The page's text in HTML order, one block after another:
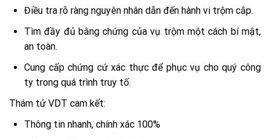
Điều tra rõ ràng nguyên nhân dẫn đến hành vi trộm cắp.
Tìm đầy đủ bằng chứng của vụ trộm một cách bí mật,
an toàn.
Cung cấp chứng cứ xác thực để phục vụ cho quý công
ty trong quá trình truy tố.
Thám tử VDT cam kết:
Thông tin nhanh, chính xác 100%